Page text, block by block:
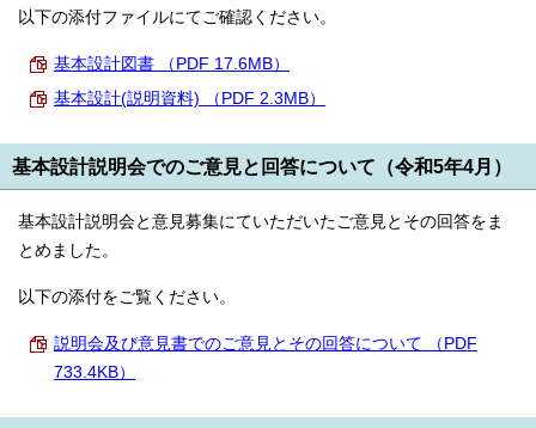
以下の添付ファイルにてご確認ください。
基本設計図書 （PDF 17.6MB）
基本設計(説明資料) （PDF 2.3MB）
基本設計説明会でのご意見と回答について（令和5年4月）
基本設計説明会と意見募集にていただいたご意見とその回答をま
とめました。
以下の添付をご覧ください。
説明会及び意見書でのご意見とその回答について （PDF
733.4KB）